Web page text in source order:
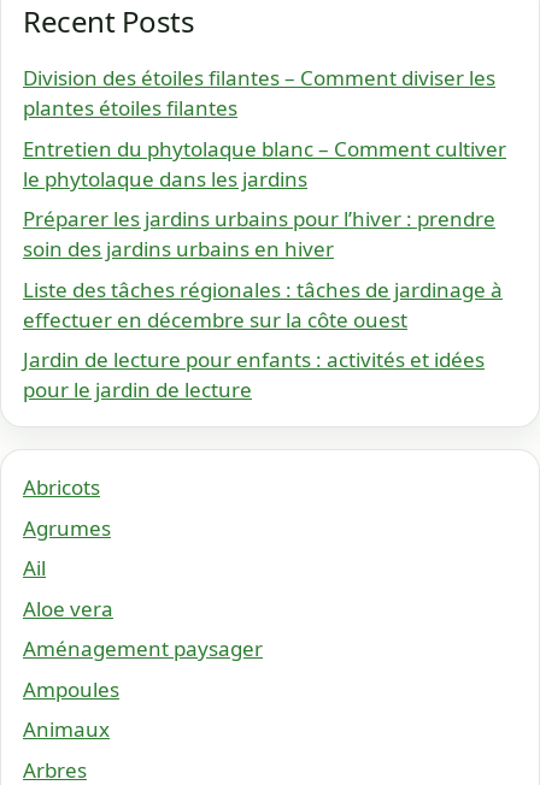
Recent Posts
Division des étoiles filantes – Comment diviser les
plantes étoiles filantes
Entretien du phytolaque blanc – Comment cultiver
le phytolaque dans les jardins
Préparer les jardins urbains pour l’hiver : prendre
soin des jardins urbains en hiver
Liste des tâches régionales : tâches de jardinage à
effectuer en décembre sur la côte ouest
Jardin de lecture pour enfants : activités et idées
pour le jardin de lecture
Abricots
Agrumes
Ail
Aloe vera
Aménagement paysager
Ampoules
Animaux
Arbres